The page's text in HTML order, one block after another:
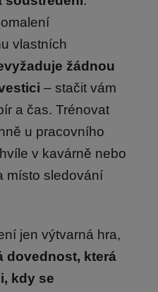
vlastních
žádnou
– stačit vám
a čas. Trénovat
u pracovního
v kavárně nebo
místo sledování
jen výtvarná hra,
dovednost, která
kdy se